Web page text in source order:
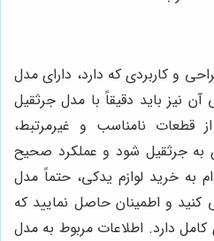
و کاربردی که دارد، دارای مدل
نیز باید دقیقاً با مدل جرثقیل
قطعات نامناسب و غیرمرتبط،
به جرثقیل شود و عملکرد صحیح
به خرید لوازم یدکی، حتماً مدل
و اطمینان حاصل نمایید که
کامل دارد. اطلاعات مربوط به مدل